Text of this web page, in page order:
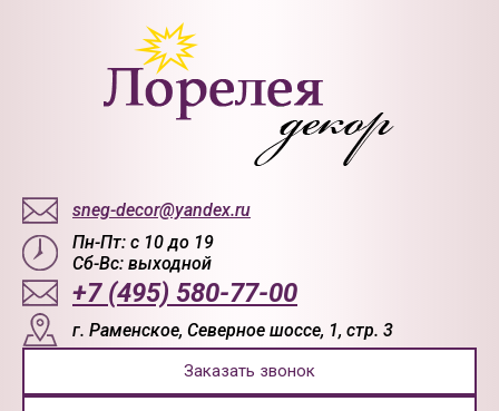
sneg-decor@yandex.ru
Пн-Пт: с 10 до 19
Сб-Вс: выходной
+7 (495) 580-77-00
г. Раменское, Северное шоссе, 1, стр. 3
Заказать звонок